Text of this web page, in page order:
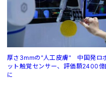
厚さ3mmの"人工皮膚" 中国発ロ
ット触覚センサー、評価額2400
に